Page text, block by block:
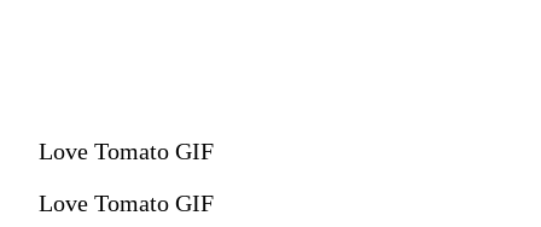
Love Tomato GIF
Love Tomato GIF